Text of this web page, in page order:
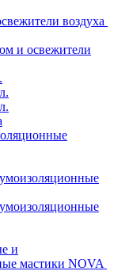
воздуха
и освежители
и
мастики NOVA